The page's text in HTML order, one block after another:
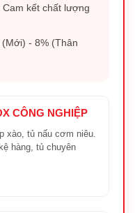
Cam kết chất lượng
- 8% (Thân
CÔNG NGHIỆP
xào, tủ nấu cơm niêu.
hàng, tủ chuyên